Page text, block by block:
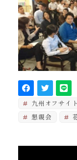
九州オフサイ
懇親会